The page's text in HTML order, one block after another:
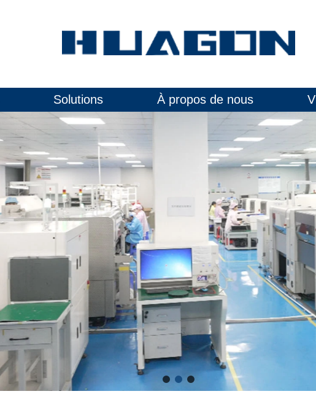
Solutions À propos de nous